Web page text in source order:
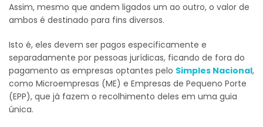
Assim, mesmo que andem ligados um ao outro, o valor de
ambos é destinado para fins diversos.
Isto é, eles devem ser pagos especificamente e
separadamente por pessoas jurídicas, ficando de fora do
pagamento as empresas optantes pelo Simples Nacional,
como Microempresas (ME) e Empresas de Pequeno Porte
(EPP), que já fazem o recolhimento deles em uma guia
única.